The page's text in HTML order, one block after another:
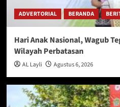
ADVERTORIAL BERANDA
Hari Anak Nasional, Wagub
Wilayah Perbatasan
AL Layli Agustus 6, 2026